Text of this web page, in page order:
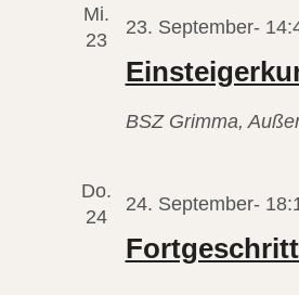
Mi.
23
23. September-
BSZ Grimma,
Do.
24
24. September-